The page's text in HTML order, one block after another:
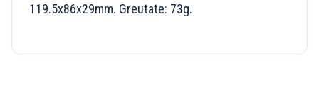
119.5x86x29mm. Greutate: 73g.